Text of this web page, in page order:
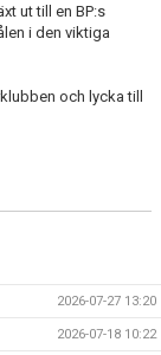
ut till en BP:s
i den viktiga
och lycka till
2026-07-27 13:20
2026-07-18 10:22